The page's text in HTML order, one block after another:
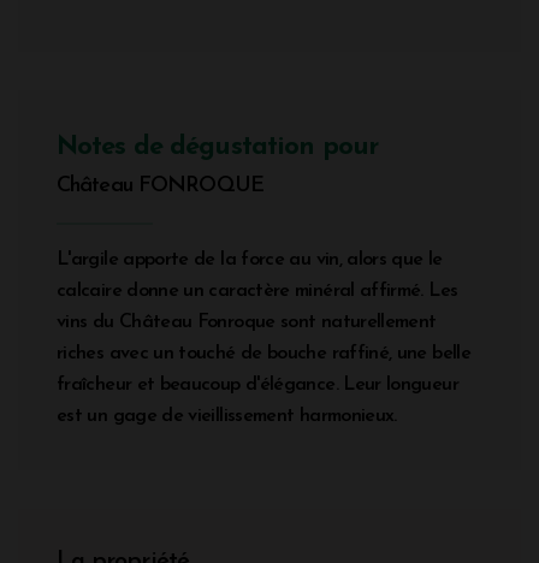
Notes de dégustation pour
Château FONROQUE
L'argile apporte de la force au vin, alors que le
calcaire donne un caractère minéral affirmé. Les
vins du Château Fonroque sont naturellement
riches avec un touché de bouche raffiné, une belle
fraîcheur et beaucoup d'élégance. Leur longueur
est un gage de vieillissement harmonieux.